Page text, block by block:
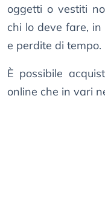
oggetti o vestiti
chi lo deve fare,
e perdite di tempo.
È possibile
online che in vari